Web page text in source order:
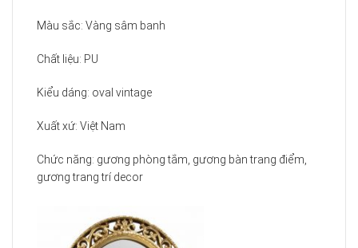
Màu sắc: Vàng sâm banh
Chất liệu: PU
Kiểu dáng: oval vintage
Xuất xứ: Việt Nam
Chức năng: gương phòng tắm, gương bàn trang điểm,
gương trang trí decor